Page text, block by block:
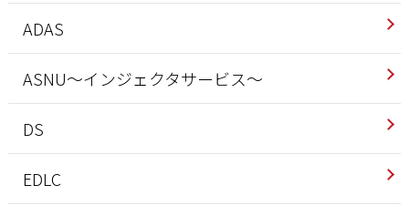
ADAS
ASNU～インジェクタサービス～
DS
EDLC